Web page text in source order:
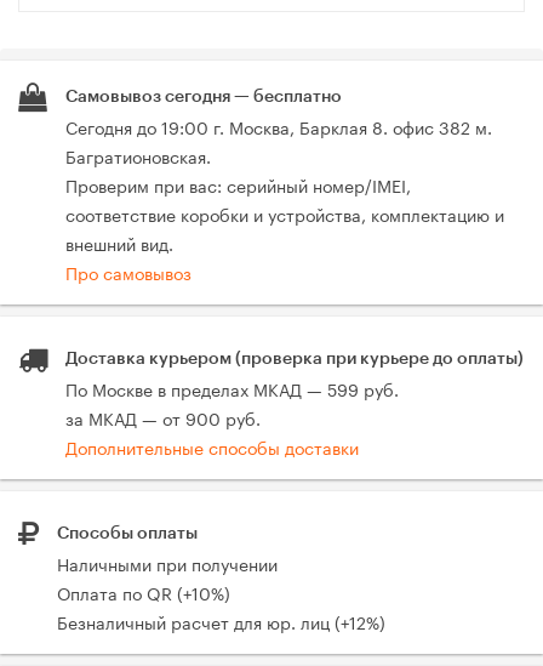
Самовывоз сегодня — бесплатно
Сегодня до 19:00 г. Москва, Барклая 8. офис 382 м.
Багратионовская.
Проверим при вас: серийный номер/IMEI,
соответствие коробки и устройства, комплектацию и
внешний вид.
Про самовывоз
Доставка курьером (проверка при курьере до оплаты)
По Москве в пределах МКАД — 599 руб.
за МКАД — от 900 руб.
Дополнительные способы доставки
Способы оплаты
Наличными при получении
Оплата по QR (+10%)
Безналичный расчет для юр. лиц (+12%)